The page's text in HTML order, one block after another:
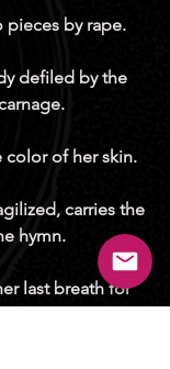
pieces by rape.
defiled by the
color of her skin.
carries the
hymn.
last breath for